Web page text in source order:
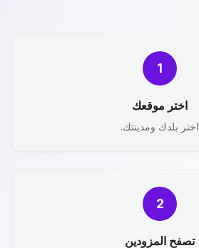
1
اختر موقعك
اختر بلدك ومدينتك.
2
تصفح المزودين